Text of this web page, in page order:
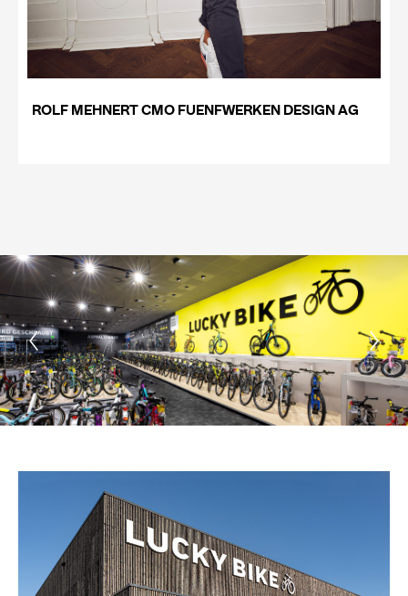
ROLF MEHNERT CMO FUENFWERKEN DESIGN AG